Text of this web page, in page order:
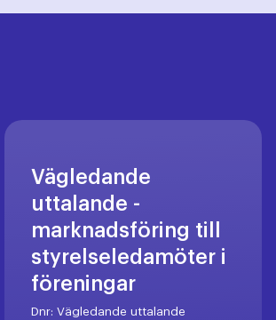
Vägledande
uttalande -
marknadsföring till
styrelseledamöter i
föreningar
Dnr:Vägledande uttalande